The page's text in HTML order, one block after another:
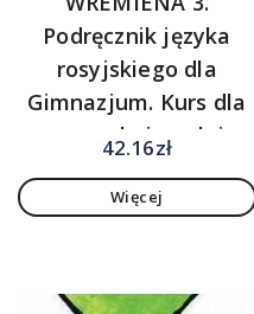
Podręcznik języka
rosyjskiego dla
Gimnazjum. Kurs dla
początkujących i
naukę + CD
42.16zł
Więcej